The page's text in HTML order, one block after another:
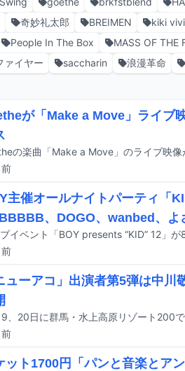
奇妙礼太郎 BREIMEN kiki
People In The Box MASS OF THE
ァイヤー saccharin 浪漫革命
が「Make a Move」ライブ
の楽曲「Make a Move」のライブ映像
前
主催オールナイトパーティ「
、DOGO、wanbed、よ
前
ューアコ」出演者第5弾は中
前
ット1700円「パンと音楽とア